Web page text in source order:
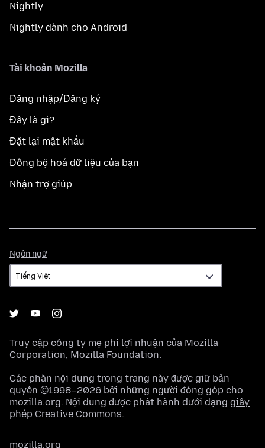
Nightly
Nightly dành cho Android
Tài khoản Mozilla
Đăng nhập/Đăng ký
Đây là gì?
Đặt lại mật khẩu
Đồng bộ hoá dữ liệu của bạn
Nhận trợ giúp
Ngôn ngữ
ngữ
Truy cập công ty mẹ phi lợi nhuận của Mozilla
Corporation, Mozilla Foundation.
Các phần nội dung trong trang này được giữ bản
quyền ©1998–2026 bởi những người đóng góp cho
mozilla.org. Nội dung được phát hành dưới dạng giấy
phép Creative Commons.
mozilla.org